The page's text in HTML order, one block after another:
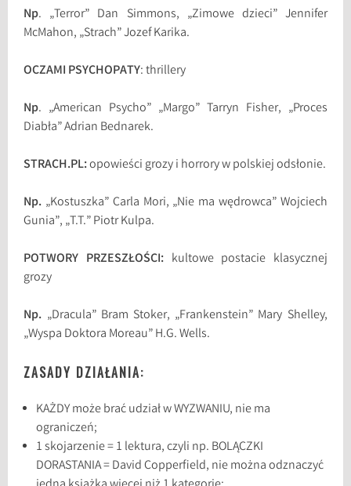
Np. „Terror” Dan Simmons, „Zimowe dzieci” Jennifer
McMahon, „Strach” Jozef Karika.
OCZAMI PSYCHOPATY: thrillery
Np. „American Psycho” „Margo” Tarryn Fisher, „Proces
Diabła” Adrian Bednarek.
STRACH.PL:opowieści grozy i horrory w polskiej odsłonie.
Np. „Kostuszka” Carla Mori, „Nie ma wędrowca” Wojciech
Gunia”, „T.T.” Piotr Kulpa.
POTWORY PRZESZŁOŚCI:kultowe postacie klasycznej
grozy
Np. „Dracula” Bram Stoker, „Frankenstein” Mary Shelley,
„Wyspa Doktora Moreau” H.G. Wells.
ZASADY DZIAŁANIA:
KAŻDY może brać udział w WYZWANIU, nie ma
ograniczeń;
1 skojarzenie = 1 lektura, czyli np. BOLĄCZKI
DORASTANIA = David Copperfield, nie można odznaczyć